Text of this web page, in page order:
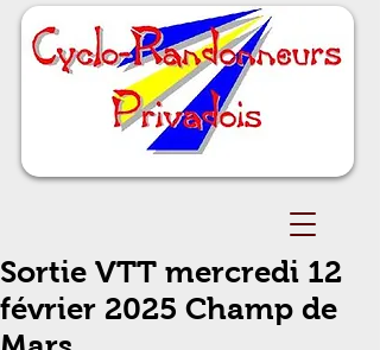
Sortie VTT mercredi 12
février 2025 Champ de